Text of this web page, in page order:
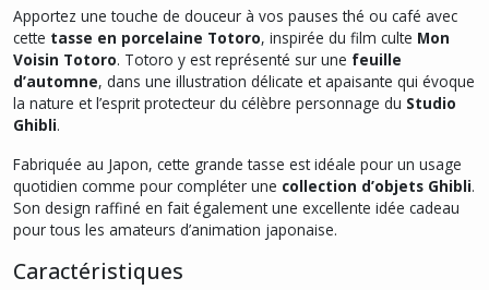
Apportez une touche de douceur à vos pauses thé ou café avec
cette tasse en porcelaine Totoro, inspirée du film culte Mon
Voisin Totoro. Totoro y est représenté sur une feuille
d’automne, dans une illustration délicate et apaisante qui évoque
la nature et l’esprit protecteur du célèbre personnage du Studio
Ghibli.
Fabriquée au Japon, cette grande tasse est idéale pour un usage
quotidien comme pour compléter une collection d’objets Ghibli.
Son design raffiné en fait également une excellente idée cadeau
pour tous les amateurs d’animation japonaise.
Caractéristiques